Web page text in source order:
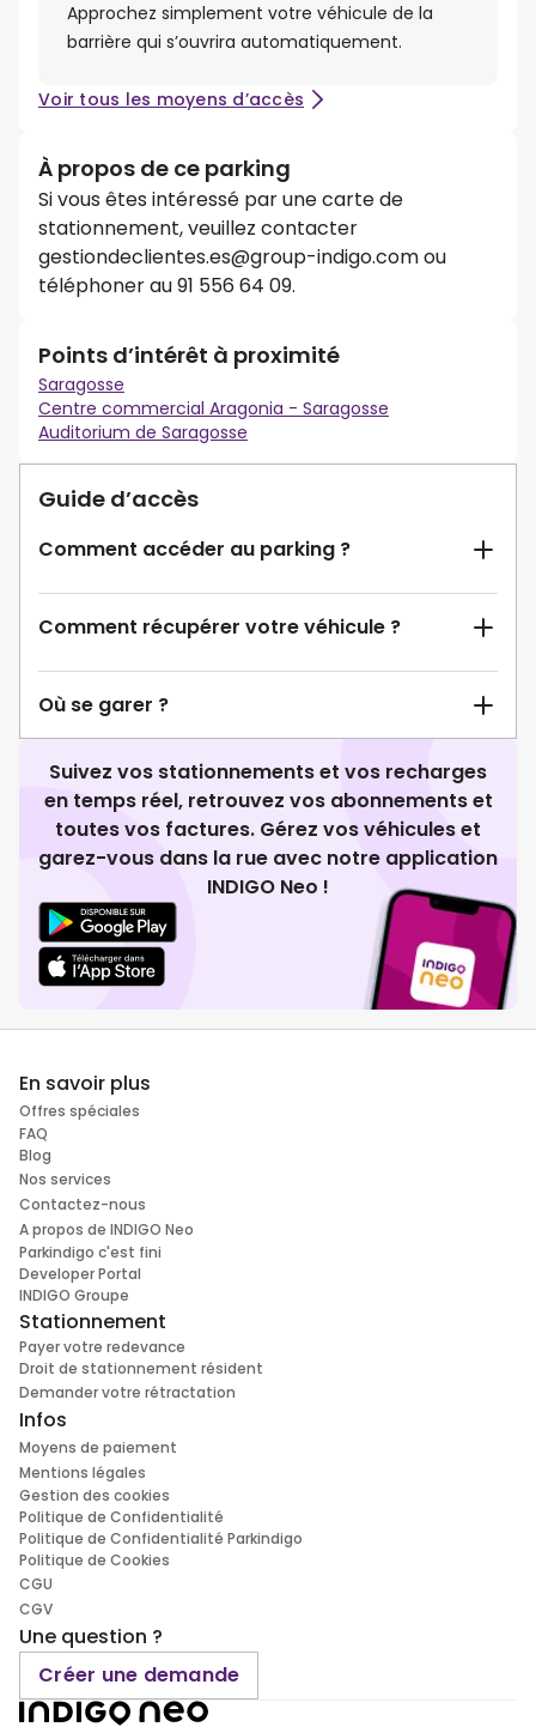
Approchez simplement votre véhicule de la
barrière qui s’ouvrira automatiquement.
Voir tous les moyens d’accès
À propos de ce parking
Si vous êtes intéressé par une carte de
stationnement, veuillez contacter
gestiondeclientes.es@group-indigo.com ou
téléphoner au 91 556 64 09.
Points d’intérêt à proximité
Saragosse
Centre commercial Aragonia - Saragosse
Auditorium de Saragosse
Guide d’accès
Comment accéder au parking ?
Comment récupérer votre véhicule ?
Où se garer ?
Suivez vos stationnements et vos recharges
en temps réel, retrouvez vos abonnements et
toutes vos factures. Gérez vos véhicules et
garez-vous dans la rue avec notre application
INDIGO Neo !
En savoir plus
Offres spéciales
FAQ
Blog
Nos services
Contactez-nous
A propos de INDIGO Neo
Parkindigo c'est fini
Developer Portal
INDIGO Groupe
Stationnement
Payer votre redevance
Droit de stationnement résident
Demander votre rétractation
Infos
Moyens de paiement
Mentions légales
Gestion des cookies
Politique de Confidentialité
Politique de Confidentialité Parkindigo
Politique de Cookies
CGU
CGV
Une question ?
Créer une demande